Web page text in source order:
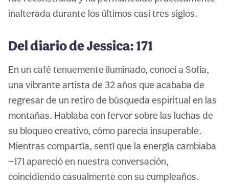
inalterada durante los últimos casi tres siglos.
Del diario de Jessica: 171
En un café tenuemente iluminado, conocí a Sofía,
una vibrante artista de 32 años que acababa de
regresar de un retiro de búsqueda espiritual en las
montañas. Hablaba con fervor sobre las luchas de
su bloqueo creativo, cómo parecía insuperable.
Mientras compartía, sentí que la energía cambiaba
—171 apareció en nuestra conversación,
coincidiendo casualmente con su cumpleaños.